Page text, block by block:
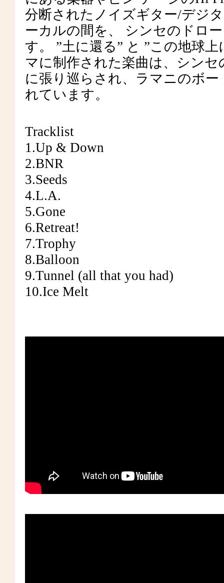
分断されたノイズギター/デジ
ーカルの間を、 シンセのドロ
す。 ”土に還る” と ”この地球
マに制作された楽曲は、シン
に張り巡らされ、ラマニのボ
れています。
Tracklist
1.Up & Down
2.BNR
3.Seeds
4.L.A.
5.Gone
6.Retreat!
7.Trophy
8.Balloon
9.Tunnel (all that you had)
10.Ice Melt